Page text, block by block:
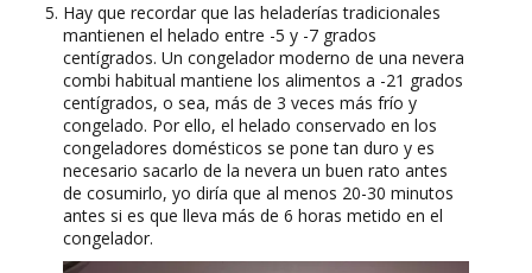
Hay que recordar que las heladerías tradicionales
mantienen el helado entre -5 y -7 grados
centígrados. Un congelador moderno de una nevera
combi habitual mantiene los alimentos a -21 grados
centígrados, o sea, más de 3 veces más frío y
congelado. Por ello, el helado conservado en los
congeladores domésticos se pone tan duro y es
necesario sacarlo de la nevera un buen rato antes
de cosumirlo, yo diría que al menos 20-30 minutos
antes si es que lleva más de 6 horas metido en el
congelador.